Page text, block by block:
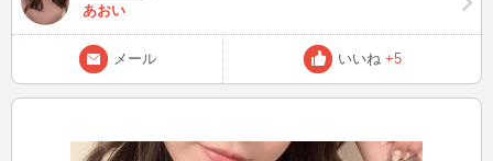
あおい
メール いいね +5